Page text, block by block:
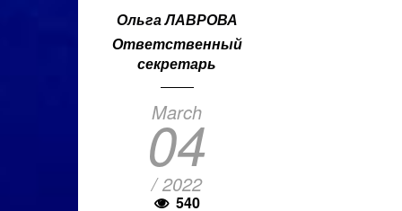
Ольга ЛАВРОВА
Ответственный
секретарь
March
04
/ 2022
540